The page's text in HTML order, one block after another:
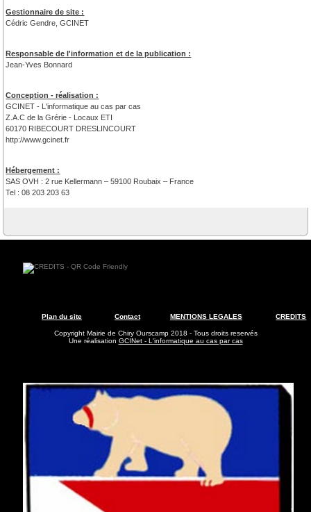
Gestionnaire de site :
Cédric Gendre, GCINET
Responsable de l'information et de la publication :
Jean-Yves Bonnard
Conception - réalisation :
GCINET - L'informatique au cas par cas
Z.A.C de la Grérie - Locaux ETI
60170 RIBECOURT DRESLINCOURT
http://www.gcinet.fr
Hébergement :
SAS OVH : 2 rue Kellermann – 59100 Roubaix – France
Tel : 08 203 203 63
Plan du site Contact MENTIONS LEGALES CREDITS
Copyright Mairie de Chiry Ourscamp 2018 - Tous droits reservés
Une réalisation GCINet - L'informatique au cas par cas